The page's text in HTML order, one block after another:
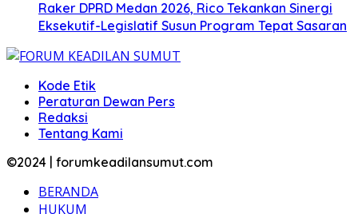
Raker DPRD Medan 2026, Rico Tekankan Sinergi
Eksekutif-Legislatif Susun Program Tepat Sasaran
Kode Etik
Peraturan Dewan Pers
Redaksi
Tentang Kami
©2024 | forumkeadilansumut.com
BERANDA
HUKUM